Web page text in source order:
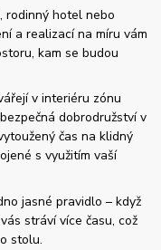
rodinný hotel nebo
a realizací na míru vám
kam se budou
v interiéru zónu
dobrodružství v
čas na klidný
s využitím vaší
jasné pravidlo – když
stráví více času, což
stolu.